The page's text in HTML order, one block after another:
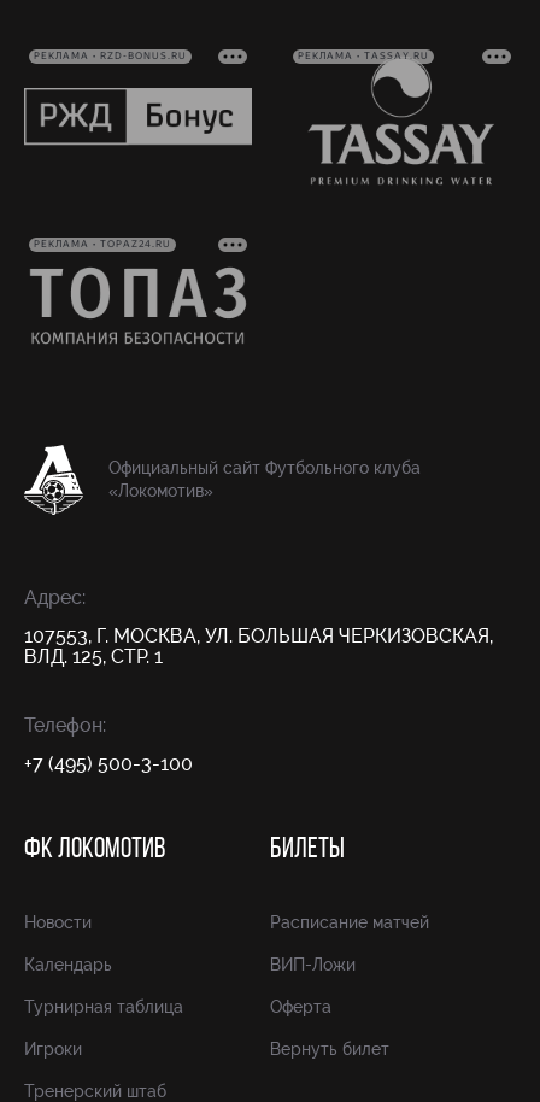
РЕКЛАМА • RZD-BONUS.RU РЕКЛАМА • TASSAY.RU
РЕКЛАМА • TOPAZ24.RU
Официальный сайт Футбольного клуба
«Локомотив»
Адрес:
107553, Г. МОСКВА, УЛ. БОЛЬШАЯ ЧЕРКИЗОВСКАЯ,
ВЛД. 125, СТР. 1
Телефон:
+7 (495) 500-3-100
ФК ЛОКОМОТИВ
Новости
Календарь
Турнирная таблица
Игроки
Тренерский штаб
БИЛЕТЫ
Расписание матчей
ВИП-Ложи
Оферта
Вернуть билет